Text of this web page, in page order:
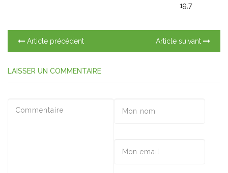
19,7
Article précédent Article suivant
LAISSER UN COMMENTAIRE